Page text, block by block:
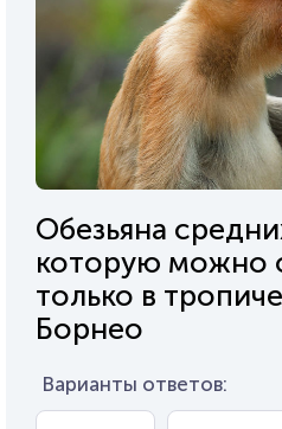
Обезьяна
которую можно
только в
Борнео
Варианты ответов: